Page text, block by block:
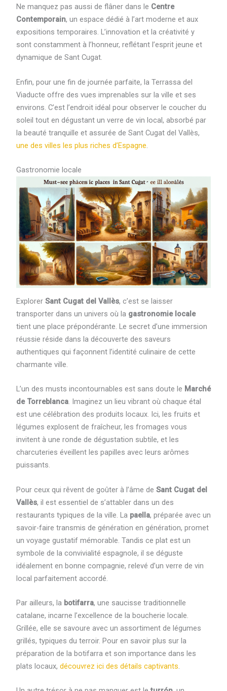
Ne manquez pas aussi de flâner dans le Centre
Contemporain, un espace dédié à l’art moderne et aux
expositions temporaires. L’innovation et la créativité y
sont constamment à l’honneur, reflétant l’esprit jeune et
dynamique de Sant Cugat.
Enfin, pour une fin de journée parfaite, la Terrassa del
Viaducte offre des vues imprenables sur la ville et ses
environs. C’est l’endroit idéal pour observer le coucher du
soleil tout en dégustant un verre de vin local, absorbé par
la beauté tranquille et assurée de Sant Cugat del Vallès,
une des villes les plus riches d’Espagne
Gastronomie locale
Explorer Sant Cugat del Vallès, c’est se laisser
transporter dans un univers où la gastronomie locale
tient une place prépondérante. Le secret d’une immersion
réussie réside dans la découverte des saveurs
authentiques qui façonnent l’identité culinaire de cette
charmante ville.
L’un des musts incontournables est sans doute le Marché
de Torreblanca. Imaginez un lieu vibrant où chaque étal
est une célébration des produits locaux. Ici, les fruits et
légumes explosent de fraîcheur, les fromages vous
invitent à une ronde de dégustation subtile, et les
charcuteries éveillent les papilles avec leurs arômes
puissants.
Pour ceux qui rêvent de goûter à l’âme de Sant Cugat del
Vallès, il est essentiel de s’attabler dans un des
restaurants typiques de la ville. La paella, préparée avec un
savoir-faire transmis de génération en génération, promet
un voyage gustatif mémorable. Tandis ce plat est un
symbole de la convivialité espagnole, il se déguste
idéalement en bonne compagnie, relevé d’un verre de vin
local parfaitement accordé.
Par ailleurs, la botifarra, une saucisse traditionnelle
catalane, incarne l’excellence de la boucherie locale.
Grillée, elle se savoure avec un assortiment de légumes
grillés, typiques du terroir. Pour en savoir plus sur la
préparation de la botifarra et son importance dans les
plats locaux, découvrez ici des détails captivants.